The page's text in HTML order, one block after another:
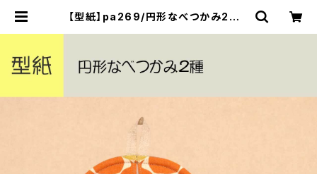
【型紙】pa269/円形なべつかみ2種 |